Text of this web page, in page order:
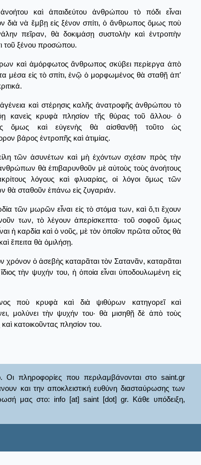
καὶ ἀπαιδεύτου ἀνθρώπου τὸ πόδι εἶναι
διὰ νὰ ἔμβῃ εἰς ξένον σπίτι, ὀ ἄνθρωπος ὅμως ποὺ
πεῖραν, θὰ δοκιμάσῃ συστολὴν καὶ ἐντροπὴν
τοῦ ξένου προσώπου.
καὶ ἀμόρφωτος ἄνθρωπος σκύβει περίεργα ἀπὸ
μέσα εἰς τὸ σπίτι, ἐνῷ ὁ μορφωμένος θὰ σταθῇ ἀπ'
ἀγένεια καὶ στέρησις καλῆς ἀνατροφῆς ἀνθρώπου τὸ
κανεὶς κρυφὰ πλησίον τῆς θύρας τοῦ ἄλλου· ὁ
ὅμως καὶ εὐγενὴς θὰ αἰσθανθῇ τοῦτο ὡς
βάρος ἐντροπῆς καὶ ἀτιμίας.
τῶν ἀσυνέτων καὶ μὴ ἐχόντων σχέσιν πρὸς τὴν
θὰ ἐπιβαρυνθοῦν μὲ αὐτοὺς τοὺς ἀνοήτους
λόγους καὶ φλυαρίας, οἱ λόγοι ὅμως τῶν
θὰ σταθοῦν ἐπάνω εἰς ζυγαριάν.
τῶν μωρῶν εἶναι εἰς τὸ στόμα των, καὶ ὅ,τι ἔχουν
των, τὸ λέγουν ἀπερίσκεπτα· τοῦ σοφοῦ ὅμως
ἡ καρδία καὶ ὁ νοῦς, μὲ τὸν ὁποῖον πρῶτα οὗτος θὰ
ἔπειτα θὰ ὁμιλήσῃ.
χρόνον ὁ ἀσεβὴς καταρᾶται τὸν Σατανᾶν, καταρᾶται
τὴν ψυχήν του, ἡ ὁποία εἶναι ὑποδουλωμένη εἰς
ποὺ κρυφὰ καὶ διὰ ψιθύρων κατηγορεῖ καὶ
μολύνει τὴν ψυχήν του· θὰ μισηθῇ δὲ ἀπὸ τοὺς
καὶ κατοικοῦντας πλησίον του.
πληροφορίες που περιλαμβάνονται στο saint.gr
και την αποκλειστική ευθύνη διασταύρωσης των
μας στο: info [at] saint [dot] gr. Κάθε υπόδειξη,